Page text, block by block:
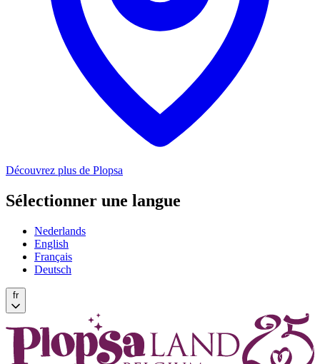
Découvrez plus de Plopsa
Sélectionner une langue
Nederlands
English
Français
Deutsch
fr